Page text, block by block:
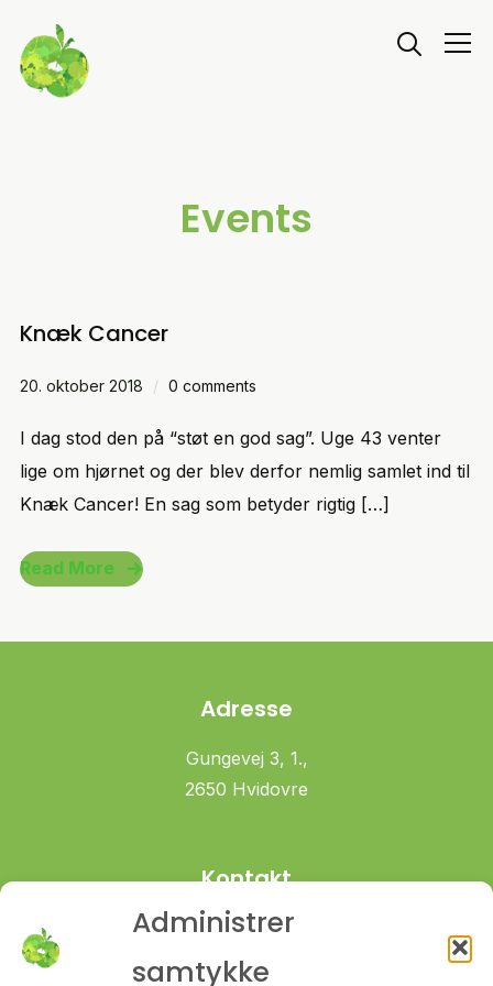
Administrer
samtykke
Info
Events
Knæk Cancer
20. oktober 2018 0 comments
I dag stod den på “støt en god sag”. Uge 43 venter
lige om hjørnet og der blev derfor nemlig samlet ind til
Knæk Cancer! En sag som betyder rigtig […]
Read More
Adresse
Gungevej 3, 1.,
2650 Hvidovre
Kontakt
+45 61 70 66 45
signe@sundmedsigne.dk